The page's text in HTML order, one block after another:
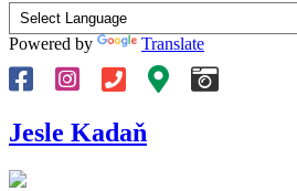
Powered by Translate
Jesle Kadaň